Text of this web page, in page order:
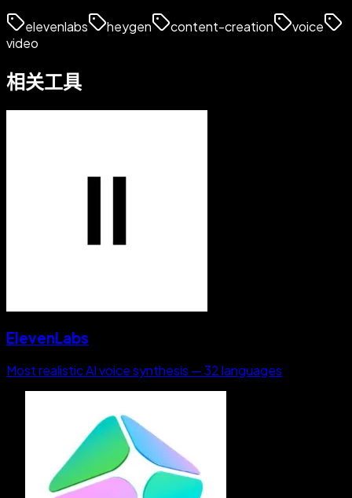
elevenlabs heygen content-creation
voice
video
相关工具
ElevenLabs
Most realistic AI voice synthesis — 32 languages